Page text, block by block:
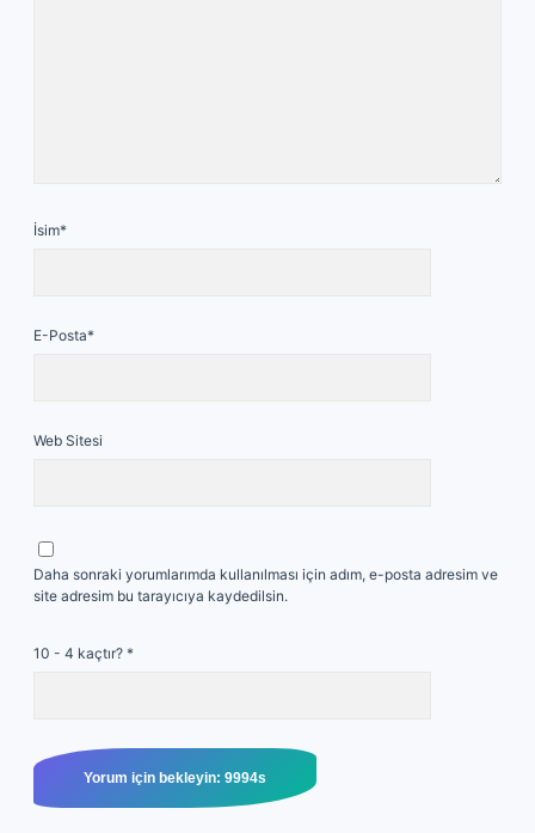
İsim*
E-Posta*
Web Sitesi
Daha sonraki yorumlarımda kullanılması için adım, e-posta adresim ve
site adresim bu tarayıcıya kaydedilsin.
10 - 4 kaçtır? *